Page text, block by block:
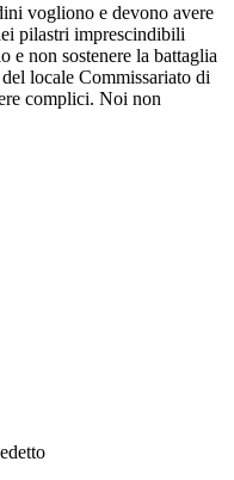
vogliono e devono avere
pilastri imprescindibili
e non sostenere la battaglia
locale Commissariato di
complici. Noi non